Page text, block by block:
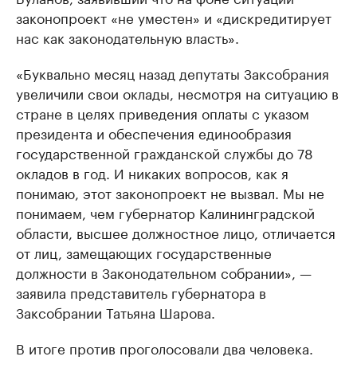
законопроект «не уместен» и «дискредитирует
нас как законодательную власть».
«Буквально месяц назад депутаты Заксобрания
увеличили свои оклады, несмотря на ситуацию в
стране в целях приведения оплаты с указом
президента и обеспечения единообразия
государственной гражданской службы до 78
окладов в год. И никаких вопросов, как я
понимаю, этот законопроект не вызвал. Мы не
понимаем, чем губернатор Калининградской
области, высшее должностное лицо, отличается
от лиц, замещающих государственные
должности в Законодательном собрании», —
заявила представитель губернатора в
Заксобрании Татьяна Шарова.
В итоге против проголосовали два человека.